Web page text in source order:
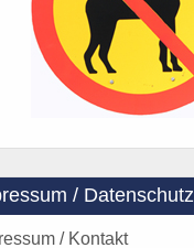
/ Datenschutz
/ Kontakt